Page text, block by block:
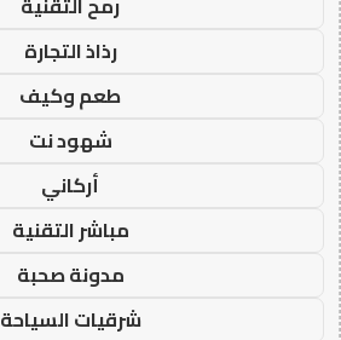
رذاذ التجارة
طعم وكيف
شهود نت
أركاني
مباشر التقنية
مدونة صحبة
شرقيات السياحة